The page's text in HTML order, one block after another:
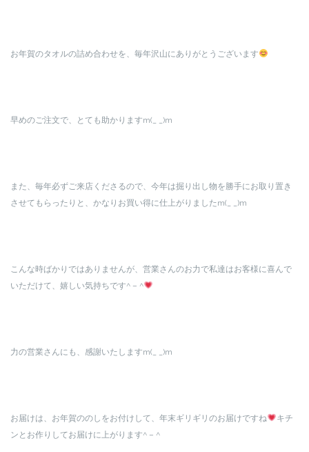
お年賀のタオルの詰め合わせを、毎年沢山にありがとうございます
早めのご注文で、とても助かりますm(_ _)m
また、毎年必ずご来店くださるので、今年は掘り出し物を勝手にお取り置き
させてもらったりと、かなりお買い得に仕上がりましたm(_ _)m
こんな時ばかりではありませんが、営業さんのお力で私達はお客様に喜んで
いただけて、嬉しい気持ちです^ – ^
力の営業さんにも、感謝いたしますm(_ _)m
お届けは、お年賀ののしをお付けして、年末ギリギリのお届けですね
キチ
ンとお作りしてお届けに上がります^ – ^